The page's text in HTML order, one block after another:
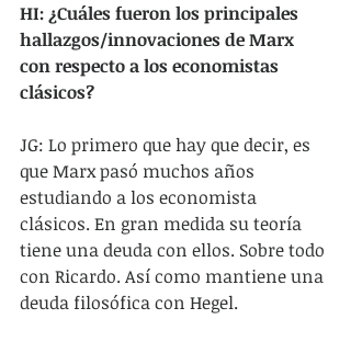
HI: ¿Cuáles fueron los principales
hallazgos/innovaciones de Marx
con respecto a los economistas
clásicos?
JG: Lo primero que hay que decir, es
que Marx pasó muchos años
estudiando a los economista
clásicos. En gran medida su teoría
tiene una deuda con ellos. Sobre todo
con Ricardo. Así como mantiene una
deuda filosófica con Hegel.